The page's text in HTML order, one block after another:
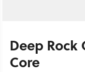
Deep Rock
Core